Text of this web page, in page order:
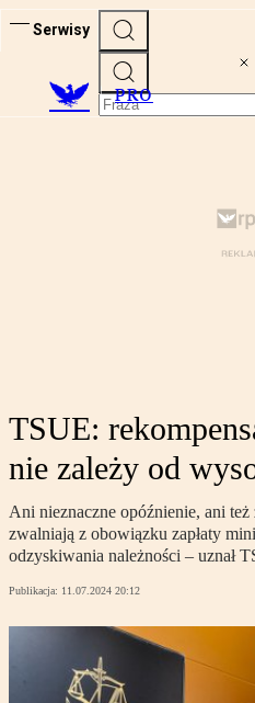
Serwisy
PRO
TSUE:
nie zależy od
Ani nieznaczne opóźnienie, ani
zwalniają z obowiązku zapłaty
odzyskiwania należności – uznał
Publikacja: 11.07.2024 20:12